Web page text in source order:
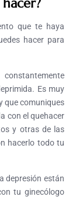
que te haya
hacer para
Es muy
que comuniques
con el quehacer
y otras de las
hacerlo todo tu
depresión están
tu ginecólogo